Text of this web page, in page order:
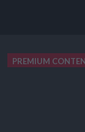
PREMIUM